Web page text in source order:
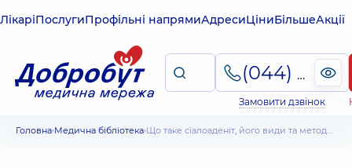
ЛікаріПослугиПрофільні напрямиАдресиЦіниБільшеАкції
(044) 495-2-888
Замовити дзвінок
Головна Медична бібліотека Що таке сіалоаденіт, його види та методи лікування